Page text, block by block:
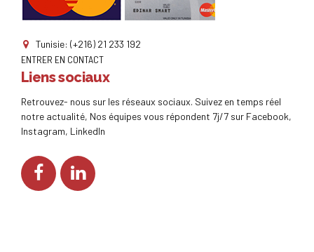
Tunisie: (+216) 21 233 192
ENTRER EN CONTACT
Liens sociaux
Retrouvez- nous sur les réseaux sociaux. Suivez en temps réel
notre actualité, Nos équipes vous répondent 7j/7 sur Facebook,
Instagram, LinkedIn